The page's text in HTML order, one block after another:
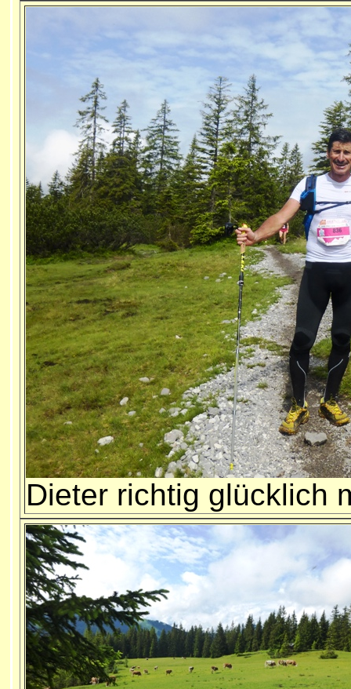
Dieter richtig glücklich